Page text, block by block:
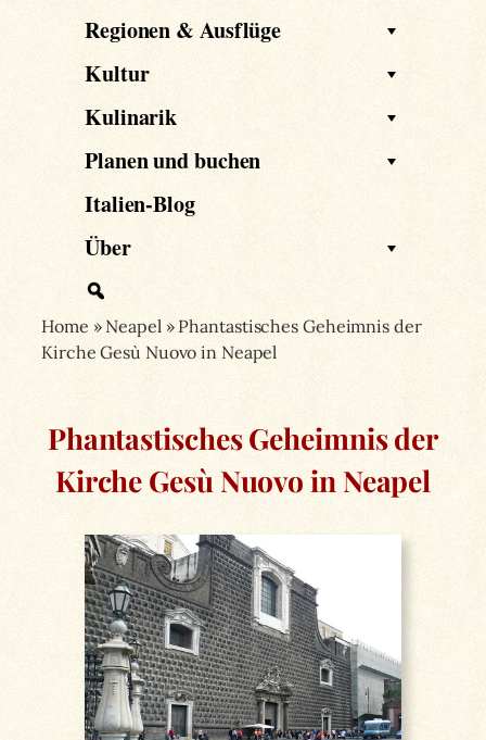
Regionen & Ausflüge
Kultur
Kulinarik
Planen und buchen
Italien-Blog
Über
Home » Neapel» Phantastisches Geheimnis der
Kirche Gesù Nuovo in Neapel
Phantastisches Geheimnis der
Kirche Gesù Nuovo in Neapel